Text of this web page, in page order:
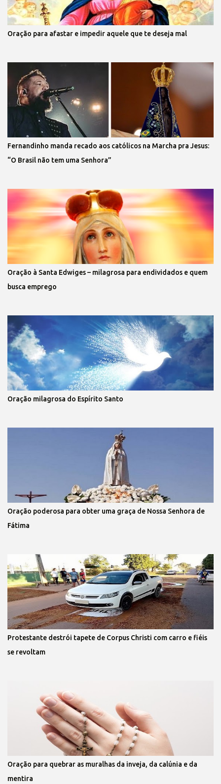
Oração para afastar e impedir aquele que te deseja mal
Fernandinho manda recado aos católicos na Marcha pra Jesus:
“O Brasil não tem uma Senhora”
Oração à Santa Edwiges – milagrosa para endividados e quem
busca emprego
Oração milagrosa do Espírito Santo
Oração poderosa para obter uma graça de Nossa Senhora de
Fátima
Protestante destrói tapete de Corpus Christi com carro e fiéis
se revoltam
Oração para quebrar as muralhas da inveja, da calúnia e da
mentira